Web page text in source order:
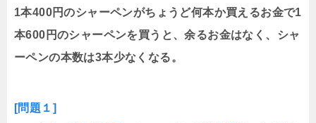
1本400円のシャーペンがちょうど何本か買えるお金で1
本600円のシャーペンを買うと、余るお金はなく、シャ
ーペンの本数は3本少なくなる。
[問題１]